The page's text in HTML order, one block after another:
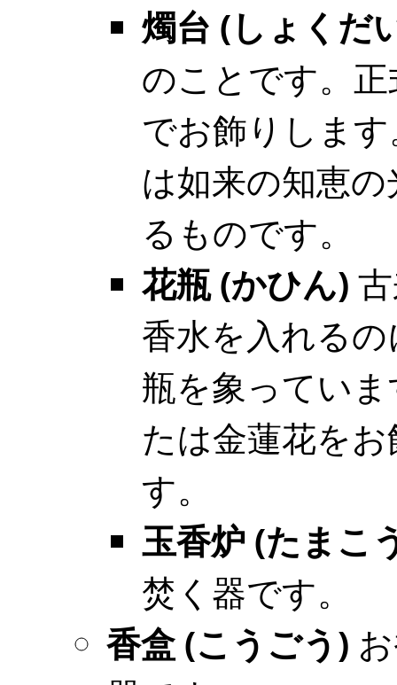
燭台 (しょくだ
のことです。
でお飾りしま
は如来の知恵
るものです。
花瓶 (かひん)
香水を入れる
瓶を象ってい
たは金蓮花を
す。
玉香炉 (たまこ
焚く器です。
香盒 (こうごう)